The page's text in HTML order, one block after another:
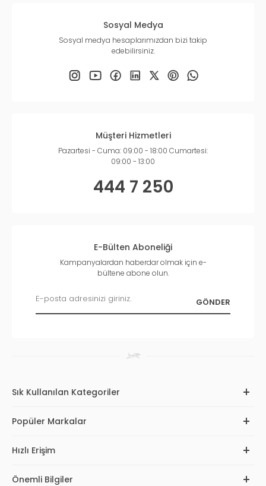
Sosyal Medya
Sosyal medya hesaplarımızdan bizi takip
edebilirsiniz.
Müşteri Hizmetleri
Pazartesi - Cuma: 09:00 - 18:00 Cumartesi:
09:00 - 13:00
444 7 250
E-Bülten Aboneliği
Kampanyalardan haberdar olmak için e-
bültene abone olun.
Sık Kullanılan Kategoriler
Popüler Markalar
Hızlı Erişim
Önemli Bilgiler